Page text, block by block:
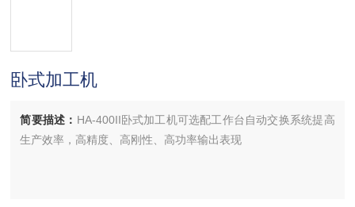
卧式加工机
简要描述： HA-400II卧式加工机可选配工作台自动交换系统提高
生产效率，高精度、高刚性、高功率输出表现